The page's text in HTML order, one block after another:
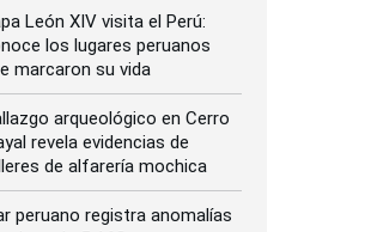
León XIV visita el Perú:
los lugares peruanos
marcaron su vida
arqueológico en Cerro
revela evidencias de
de alfarería mochica
peruano registra anomalías